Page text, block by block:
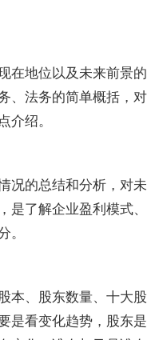
在地位以及未来前景的
、法务的简单概括，对
介绍。
况的总结和分析，对未
是了解企业盈利模式、
。
本、股东数量、十大股
是看变化趋势，股东是